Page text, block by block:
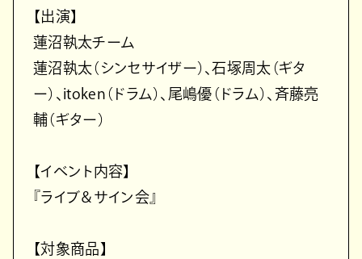
【出演】
蓮沼執太チーム
蓮沼執太（シンセサイザー）、石塚周太（ギタ
ー）、itoken（ドラム）、尾嶋優（ドラム）、斉藤亮
輔（ギター）
【イベント内容】
『ライブ＆サイン会』
【対象商品】